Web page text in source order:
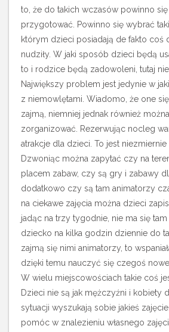
to, że do takich wczasów powinno
przygotować. Powinno się wybrać
którym dzieci posiadają de fakto coś
nudziły. W jaki sposób dzieci będą
to i rodzice będą zadowoleni, tutaj
Największy problem jest jedynie w
z niemowlętami. Wiadomo, że one
zajmą, niemniej jednak również
zorganizować. Rezerwując nocleg
atrakcje dla dzieci. To jest niezmiernie
Dzwoniąc można zapytać czy na
placem zabaw, czy są gry i zabawy
dodatkowo czy są tam animatorzy
na ciekawe zajęcia można dzieci
jadąc na trzy tygodnie, nie ma się
dziecko na kilka godzin dziennie do
zajmą się nimi animatorzy, to
dzięki temu nauczyć się czegoś
W wielu miejscowościach takie coś
Dzieci nie są jak mężczyźni i kobiety
sytuacji wyszukają sobie jakieś
pomóc w znalezieniu własnego